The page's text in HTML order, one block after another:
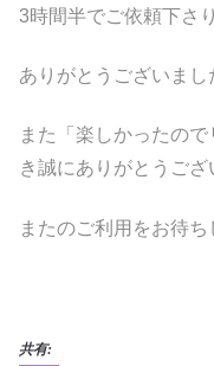
3時間半でご依頼下さ
ありがとうございまし
また「楽しかったの
き誠にありがとうござ
またのご利用をお待
共有: